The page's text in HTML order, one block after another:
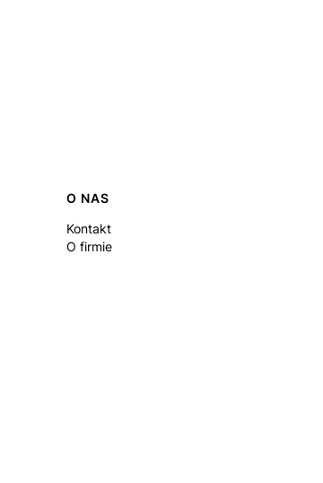
O NAS
Kontakt
O firmie